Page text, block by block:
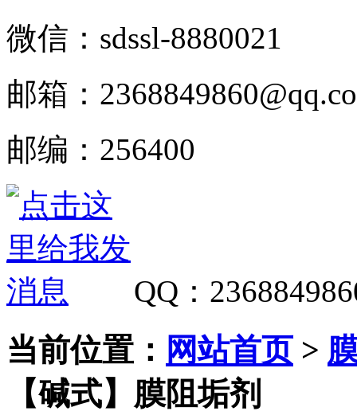
微信： sdssl-8880021
邮箱：
邮编： 256400
QQ ：
当前位置： 网站首页>
【碱式】膜阻垢剂